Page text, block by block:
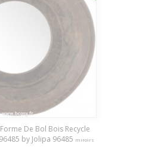
De Bol Bois Recycle
by Jolipa 96485 miroirs